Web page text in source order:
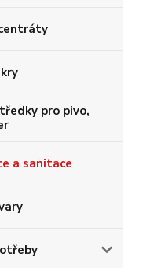
pro pivo,
a sanitace